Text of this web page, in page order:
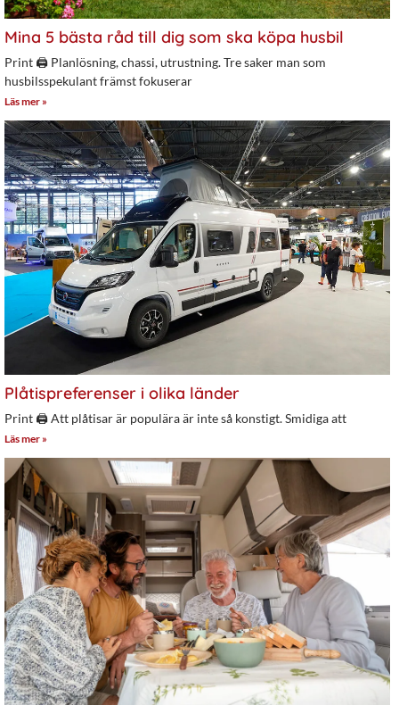
Mina 5 bästa råd till dig som ska köpa husbil
Print 🖨 Planlösning, chassi, utrustning. Tre saker man som
husbilsspekulant främst fokuserar
Läs mer »
Plåtispreferenser i olika länder
Print 🖨 Att plåtisar är populära är inte så konstigt. Smidiga att
Läs mer »